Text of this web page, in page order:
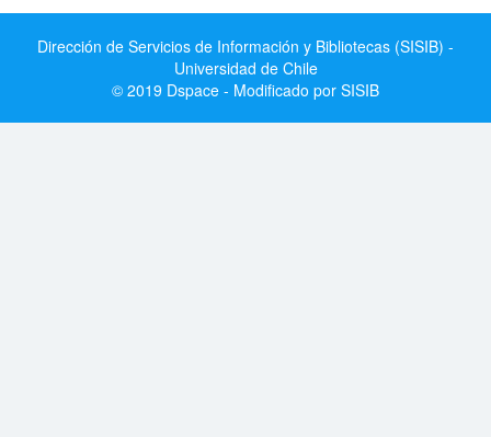
Dirección de Servicios de Información y Bibliotecas (SISIB) -
Universidad de Chile
© 2019 Dspace - Modificado por SISIB